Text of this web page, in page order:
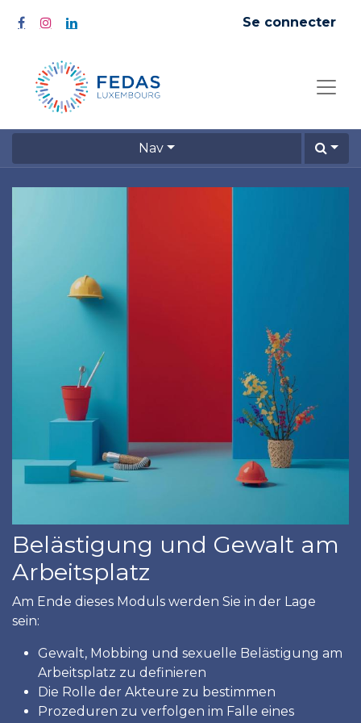
Se connecter
Nav
Belästigung und Gewalt am
Arbeitsplatz
Am Ende dieses Moduls werden Sie in der Lage
sein:
Gewalt, Mobbing und sexuelle Belästigung am
Arbeitsplatz zu definieren
Die Rolle der Akteure zu bestimmen
Prozeduren zu verfolgen im Falle eines